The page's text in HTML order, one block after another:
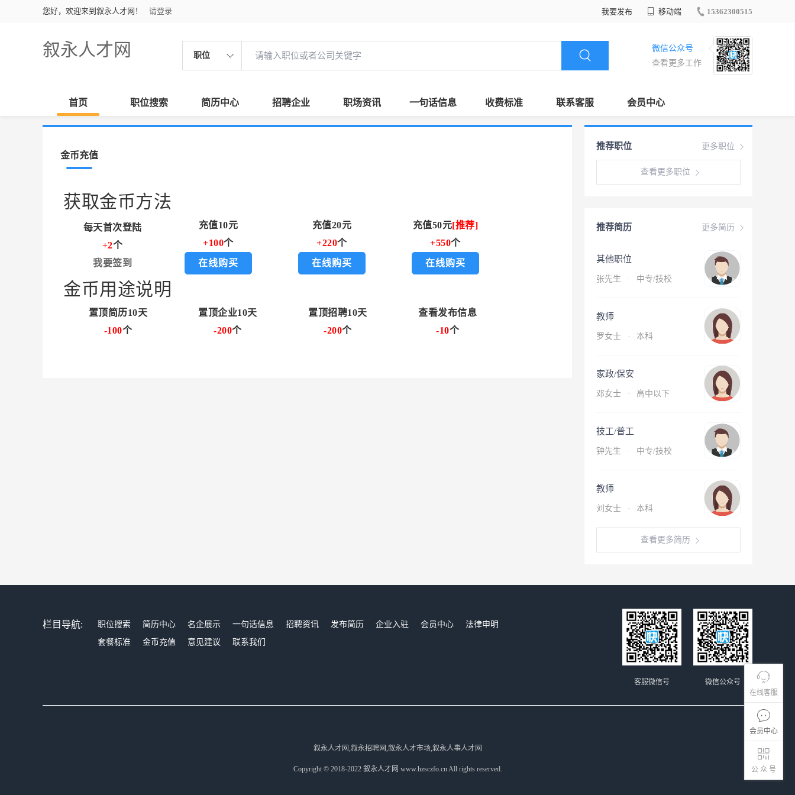
您好，欢迎来到叙永人才网！ 请登录 我要发布 移动端 15362300515
叙永人才网 职位
微信公众号
查看更多工作
首页 职位搜索 简历中心 招聘企业 职场资讯 一句话信息 收费标准 联系客服 会员中心
在线客服
会员中心
公 众 号
金币充值
获取金币方法
每天首次登陆
+2个
我要签到
充值10元
+100个
在线购买
充值20元
+220个
在线购买
充值50元[推荐]
+550个
在线购买
金币用途说明
置顶简历10天 置顶企业10天 置顶招聘10天
查看发布信息
-100个 -200个 -200个 -10个
更多职位
推荐职位
查看更多职位
更多简历
推荐简历
其他职位
张先生 · 中专/技校
教师
罗女士 · 本科
家政/保安
邓女士 · 高中以下
技工/普工
钟先生 · 中专/技校
教师
刘女士 · 本科
查看更多简历
栏目导航: 职位搜索 简历中心 名企展示 一句话信息 招聘资讯 发布简历 企业入驻 会员中心
法律申明
套餐标准
金币充值 意见建议 联系我们
微信公众号
客服微信号
叙永人才网,叙永招聘网,叙永人才市场,叙永人事人才网
Copyright © 2018-2022 叙永人才网 www.hzsczfo.cn All rights reserved.